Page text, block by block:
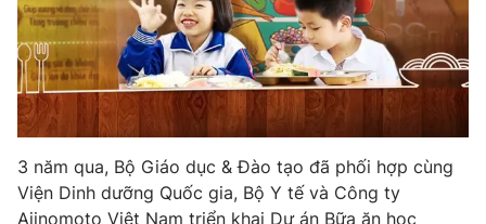
Tư vấn
Chuyên mục khác
Emagazine Podcast
Video Shorts video
3 năm qua, Bộ Giáo dục & Đào tạo đã phối hợp cùng
Viện Dinh dưỡng Quốc gia, Bộ Y tế và Công ty
Ajinomoto Việt Nam triển khai Dự án Bữa ăn học